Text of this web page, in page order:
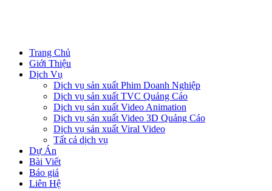
Trang Chủ
Giới Thiệu
Dịch Vụ
Dịch vụ sản xuất Phim Doanh Nghiệp
Dịch vụ sản xuất TVC Quảng Cáo
Dịch vụ sản xuất Video Animation
Dịch vụ sản xuất Video 3D Quảng Cáo
Dịch vụ sản xuất Viral Video
Tất cả dịch vụ
Dự Án
Bài Viết
Báo giá
Liên Hệ